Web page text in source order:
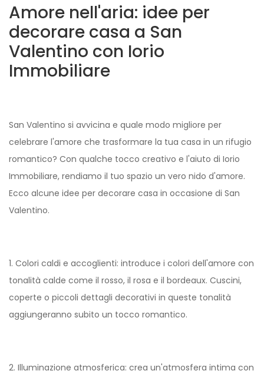
Amore nell'aria: idee per
decorare casa a San
Valentino con Iorio
Immobiliare
San Valentino si avvicina e quale modo migliore per
celebrare l'amore che trasformare la tua casa in un rifugio
romantico? Con qualche tocco creativo e l'aiuto di Iorio
Immobiliare, rendiamo il tuo spazio un vero nido d'amore.
Ecco alcune idee per decorare casa in occasione di San
Valentino.
1. Colori caldi e accoglienti: introduce i colori dell'amore con
tonalità calde come il rosso, il rosa e il bordeaux. Cuscini,
coperte o piccoli dettagli decorativi in queste tonalità
aggiungeranno subito un tocco romantico.
2. Illuminazione atmosferica: crea un'atmosfera intima con